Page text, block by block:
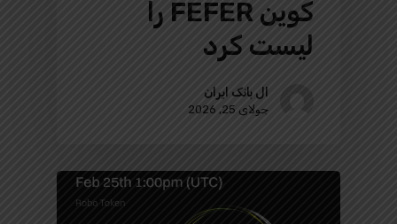
کوین FEFER را
لیست کرد
ال بانک ایران
جولای 25, 2026